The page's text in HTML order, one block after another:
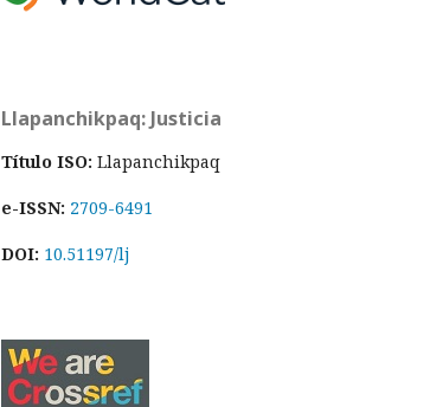
Llapanchikpaq: Justicia
Título ISO: Llapanchikpaq
e-ISSN: 2709-6491
DOI: 10.51197/lj